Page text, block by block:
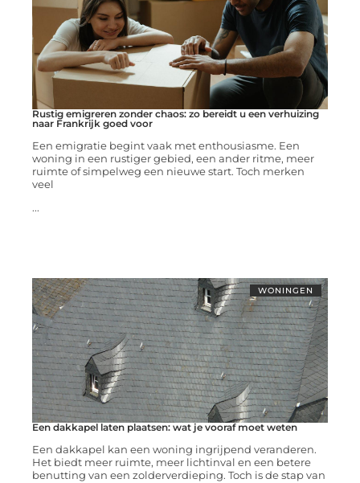
Rustig emigreren zonder chaos: zo bereidt u een verhuizing
naar Frankrijk goed voor
Een emigratie begint vaak met enthousiasme. Een
woning in een rustiger gebied, een ander ritme, meer
ruimte of simpelweg een nieuwe start. Toch merken
veel
...
WONINGEN
Een dakkapel laten plaatsen: wat je vooraf moet weten
Een dakkapel kan een woning ingrijpend veranderen.
Het biedt meer ruimte, meer lichtinval en een betere
benutting van een zolderverdieping. Toch is de stap van